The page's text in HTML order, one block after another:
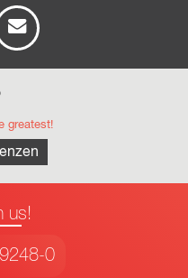
greatest!
us!
0